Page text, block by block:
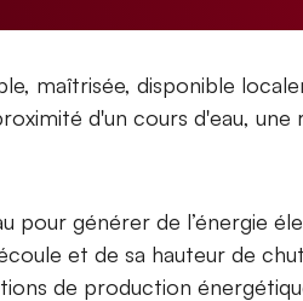
maîtrisée, disponible
d'un cours d'eau,
pour générer de l’énergie
et de sa hauteur de
de production